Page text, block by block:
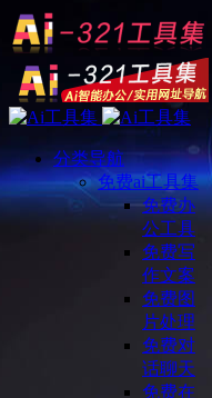
分类导航
免费ai工具集
免费办
公工具
免费写
作文案
免费图
片处理
免费对
话聊天
免费在